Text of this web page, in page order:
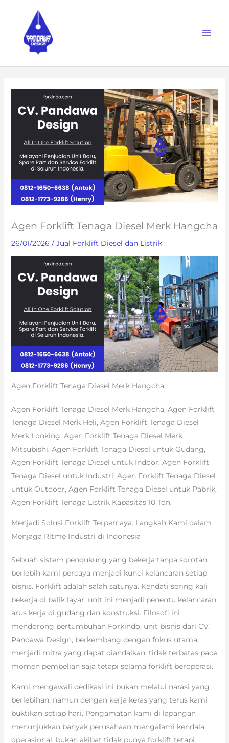
content
Agen Forklift Tenaga Diesel Merk Hangcha
26/01/2026 / Jual Forklift Diesel dan Listrik
Agen Forklift Tenaga Diesel Merk Hangcha
Agen Forklift Tenaga Diesel Merk Hangcha, Agen Forklift
Tenaga Diesel Merk Heli, Agen Forklift Tenaga Diesel
Merk Lonking, Agen Forklift Tenaga Diesel Merk
Mitsubishi, Agen Forklift Tenaga Diesel untuk Gudang,
Agen Forklift Tenaga Diesel untuk Indoor, Agen Forklift
Tenaga Diesel untuk Industri, Agen Forklift Tenaga Diesel
untuk Outdoor, Agen Forklift Tenaga Diesel untuk Pabrik,
Agen Forklift Tenaga Listrik Kapasitas 10 Ton,
Menjadi Solusi Forklift Terpercaya: Langkah Kami dalam
Menjaga Ritme Industri di Indonesia
Sebuah sistem pendukung yang bekerja tanpa sorotan
berlebih kami percaya menjadi kunci kelancaran setiap
bisnis. Forklift adalah salah satunya. Kendati sering kali
bekerja di balik layar, unit ini menjadi penentu kelancaran
arus kerja di gudang dan konstruksi. Filosofi ini
mendorong pertumbuhan Forkindo, unit bisnis dari CV.
Pandawa Design, berkembang dengan fokus utama
menjadi mitra yang dapat diandalkan, tidak terbatas pada
momen pembelian saja tetapi selama forklift beroperasi.
Kami mengawali dedikasi ini bukan melalui narasi yang
berlebihan, namun dengan kerja keras yang terus kami
buktikan setiap hari. Pengamatan kami di lapangan
menunjukkan banyak perusahaan mengalami kendala
operasional, bukan akibat tidak punya forklift tetapi